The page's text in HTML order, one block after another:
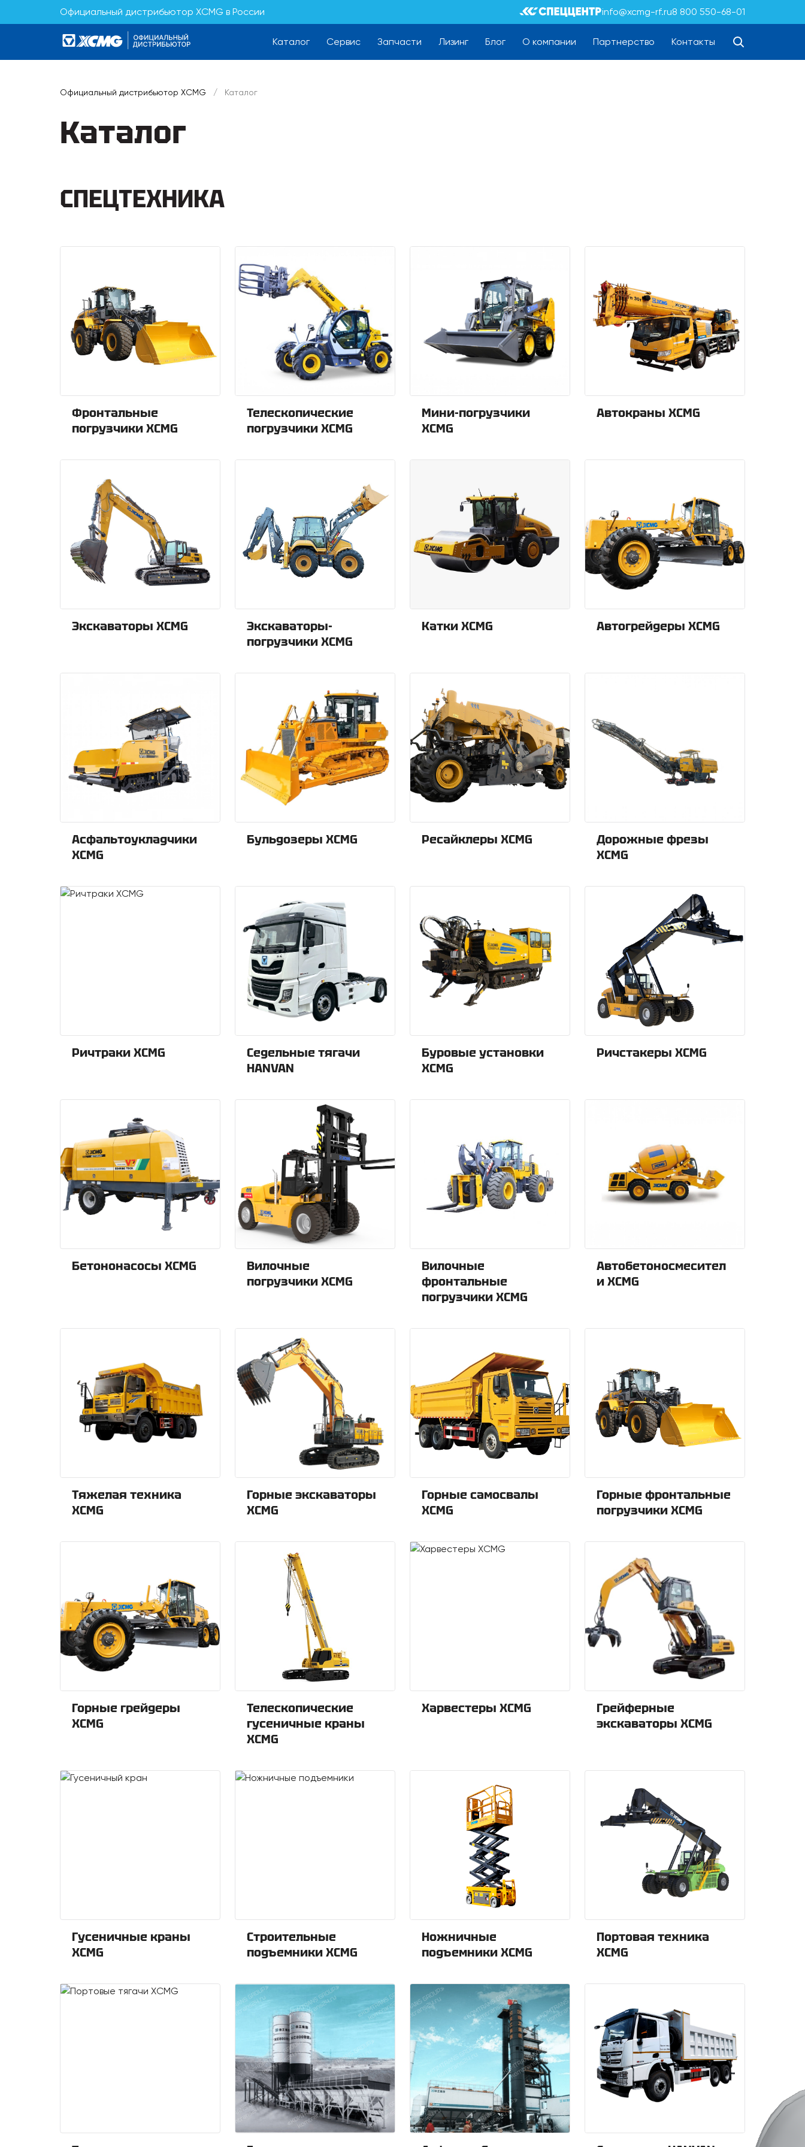
Официальный дистрибьютор XCMG в России info@xcmg-rf.ru8 800 550-68-01
Каталог Сервис Запчасти Лизинг Блог О компании Партнерство Контакты
Официальный дистрибьютор XCMG / Каталог
Каталог
СПЕЦТЕХНИКА
Фронтальные
погрузчики XCMG
Телескопические
погрузчики XCMG
Мини-погрузчики
XCMG
Автокраны XCMG
Экскаваторы XCMG
Экскаваторы-
погрузчики XCMG
Катки XCMG Автогрейдеры XCMG
Асфальтоукладчики
XCMG
Бульдозеры XCMG Ресайклеры XCMG
Дорожные фрезы
XCMG
Ричтраки XCMG
Седельные тягачи
HANVAN
Буровые установки
XCMG
Ричстакеры XCMG
Бетононасосы XCMG
Вилочные
погрузчики XCMG
Вилочные
фронтальные
погрузчики XCMG
Автобетоносмесител
и XCMG
Тяжелая техника
XCMG
Горные экскаваторы
XCMG
Горные самосвалы
XCMG
Горные фронтальные
погрузчики XCMG
Горные грейдеры
XCMG
Телескопические
гусеничные краны
XCMG
Харвестеры XCMG
Грейферные
экскаваторы XCMG
Гусеничные краны
XCMG
Строительные
подъемники XCMG
Ножничные
подъемники XCMG
Портовая техника
XCMG